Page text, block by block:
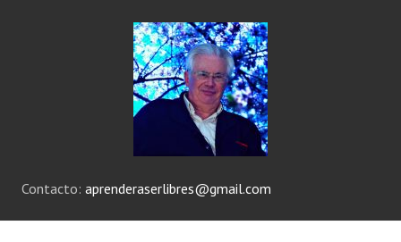
Contacto: aprenderaserlibres@gmail.com